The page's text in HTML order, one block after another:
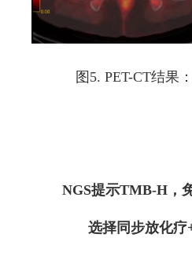
图5. PET-CT结果
NGS提示TMB-H，
选择同步放化疗